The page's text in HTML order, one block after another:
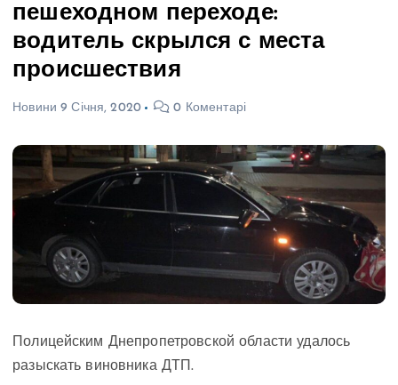
пешеходном переходе:
водитель скрылся с места
происшествия
Новини 9 Січня, 2020 0 Коментарі
Полицейским Днепропетровской области удалось
разыскать виновника ДТП.